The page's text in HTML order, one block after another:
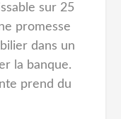
sur 25
promesse
dans un
la banque.
prend du